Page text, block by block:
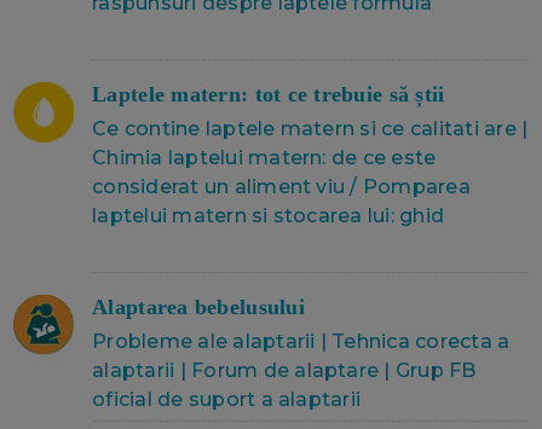
Laptele matern: tot ce trebuie să știi
Ce contine laptele matern si ce calitati are|
Chimia laptelui matern: de ce este
considerat un aliment viu / Pomparea
laptelui matern si stocarea lui: ghid
Alaptarea bebelusului
Probleme ale alaptarii
Tehnica corecta a
alaptarii
Forum de alaptare
Grup FB
oficial de suport a alaptarii